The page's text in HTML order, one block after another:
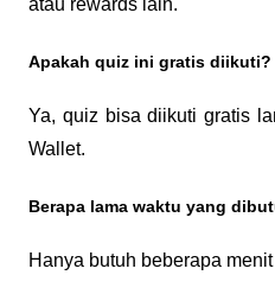
atau rewards lain.
Apakah quiz ini gratis diikuti?
Ya, quiz bisa diikuti gratis
Wallet.
Berapa lama waktu yang
Hanya butuh beberapa